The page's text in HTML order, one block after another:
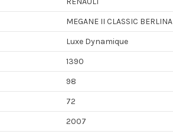
MEGANE II CLASSIC BERLINA
Luxe Dynamique
1390
98
72
2007